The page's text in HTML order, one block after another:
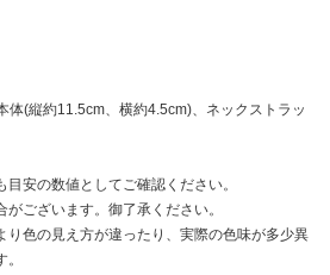
体(縦約11.5cm、横約4.5cm)、ネックストラッ
安の数値としてご確認ください。
ございます。御了承ください。
色の見え方が違ったり、実際の色味が多少異